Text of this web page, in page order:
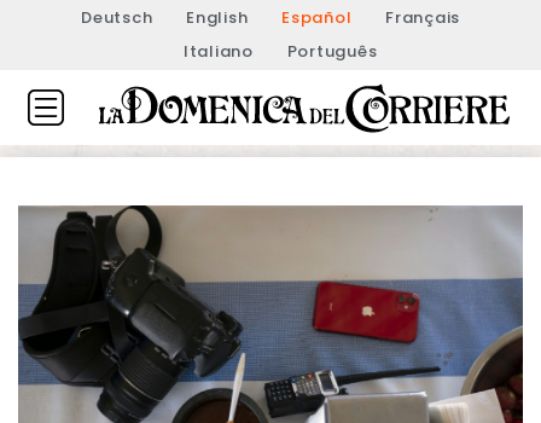
Deutsch English Español
Français
Italiano
Português